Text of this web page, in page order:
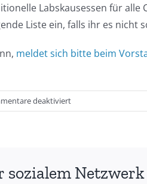
Labskausessen für
Liste ein, falls ihr es nicht
meldet sich bitte beim
deaktiviertfür
Einladung